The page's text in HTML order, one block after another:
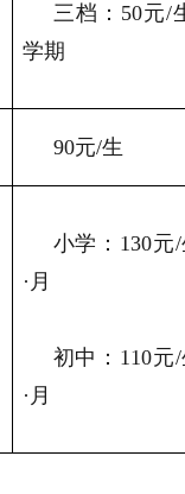
三档：50元/
学期
90元/生
小学：130元/
·月
初中：110元/
·月